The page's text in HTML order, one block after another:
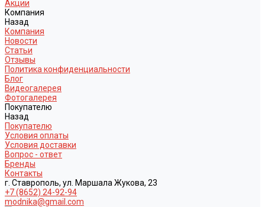
Акции
Компания
Назад
Компания
Новости
Статьи
Отзывы
Политика конфиденциальности
Блог
Видеогалерея
Фотогалерея
Покупателю
Назад
Покупателю
Условия оплаты
Условия доставки
Вопрос - ответ
Бренды
Контакты
г. Ставрополь, ул. Маршала Жукова, 23
+7 (8652) 24-92-94
modnika@gmail.com